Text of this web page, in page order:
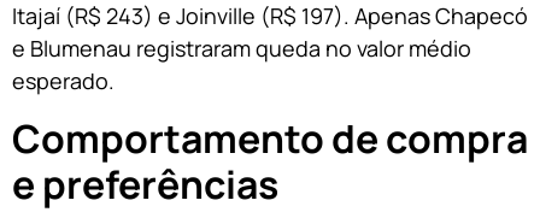
Itajaí (R$ 243) e Joinville (R$ 197). Apenas Chapecó
e Blumenau registraram queda no valor médio
esperado.
Comportamento de compra
e preferências